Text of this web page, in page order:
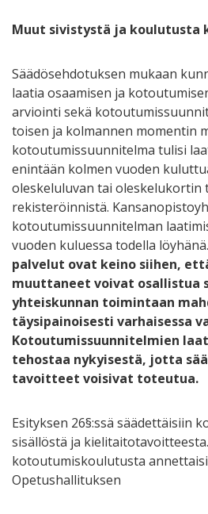
Muut sivistystä ja koulutusta
Säädösehdotuksen mukaan
laatia osaamisen ja
arviointi sekä
toisen ja kolmannen momentin
kotoutumissuunnitelma tulisi
enintään kolmen vuoden
oleskeluluvan tai oleskelukortin
rekisteröinnistä.
kotoutumissuunnitelman
vuoden kuluessa todella löyhänä.
palvelut ovat keino siihen,
muuttaneet voivat osallistua
yhteiskunnan toimintaan
täysipainoisesti varhaisessa
Kotoutumissuunnitelmien
tehostaa nykyisestä, jotta
tavoitteet voisivat toteutua.
Esityksen 26§:ssä säädettäisiin
sisällöstä ja
kotoutumiskoulutusta
Opetushallituksen